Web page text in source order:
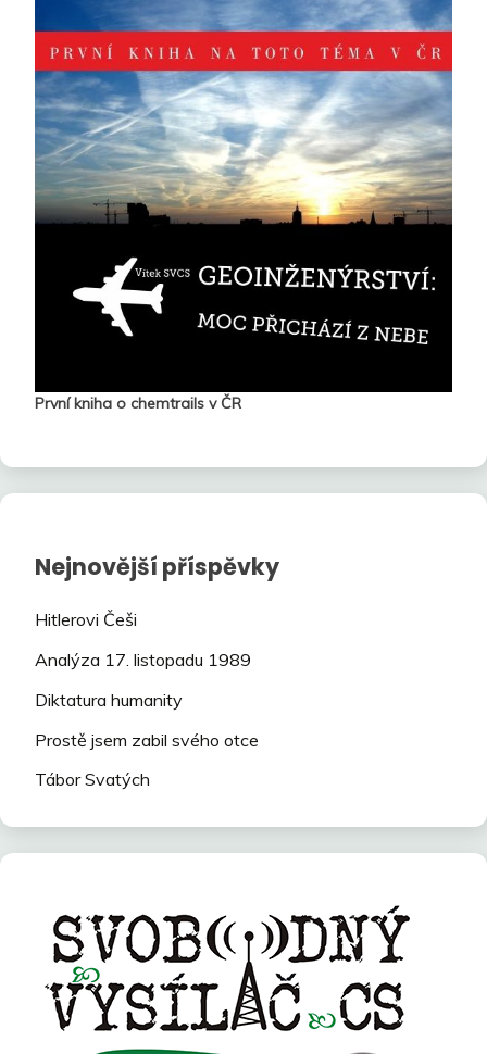
První kniha o chemtrails v ČR
Nejnovější příspěvky
Hitlerovi Češi
Analýza 17. listopadu 1989
Diktatura humanity
Prostě jsem zabil svého otce
Tábor Svatých